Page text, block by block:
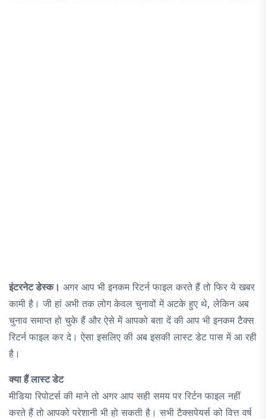
इंटरनेट डेस्क। अगर आप भी इनकम रिटर्न फाइल करते हैं तो फिर ये खबर
कामी है। जी हां अभी तक लोग केवल चुनावों में अटके हुए थे, लेकिन अब
चुनाव समाप्त हो चुके हैं और ऐसे में आपको बता दें की आप भी इनकम टैक्स
रिटर्न फाइल कर दे। ऐसा इसलिए की अब इसकी लास्ट डेट पास में आ रही
है।
क्या हैं लास्ट डेट
मीडिया रिपोटर्स की माने तो अगर आप सही समय पर रिर्टन फाइल नहीं
करते हैं तो आपको परेशानी भी हो सकती है। सभी टैक्सपेयर्स को वित्त वर्ष